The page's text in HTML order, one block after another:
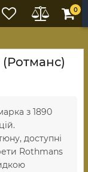
0
з 1890
доступні
Rothmans